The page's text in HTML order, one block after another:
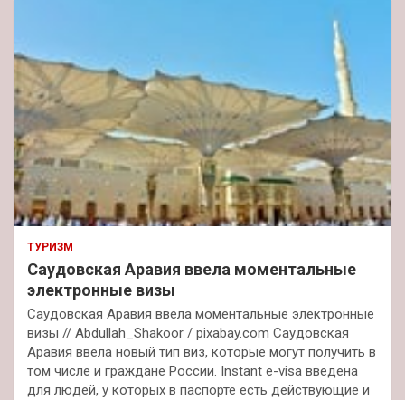
ТУРИЗМ
Саудовская Аравия ввела моментальные
электронные визы
Саудовская Аравия ввела моментальные электронные
визы // Abdullah_Shakoor / pixabay.com Саудовская
Аравия ввела новый тип виз, которые могут получить в
том числе и граждане России. Instant e-visa введена
для людей, у которых в паспорте есть действующие и